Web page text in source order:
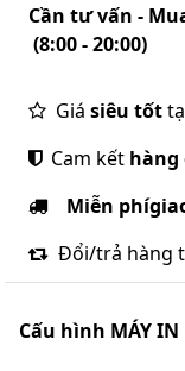
Cần tư vấn -
(8:00 - 20:00)
Giá siêu tốt
Cam kết hàng
Miễn phí
Đổi/trả hàng
Cấu hình MÁY IN